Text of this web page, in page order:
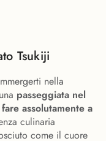
Tsukiji
nella
passeggiata nel
assolutamente a
culinaria
come il cuore